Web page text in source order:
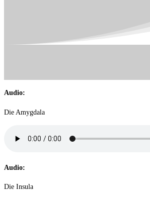
Audio:
Die Amygdala
Audio:
Die Insula